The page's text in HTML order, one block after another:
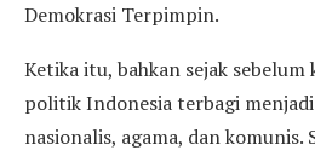
Demokrasi Terpimpin.
Ketika itu, bahkan sejak sebelum
politik Indonesia terbagi
nasionalis, agama, dan komunis.